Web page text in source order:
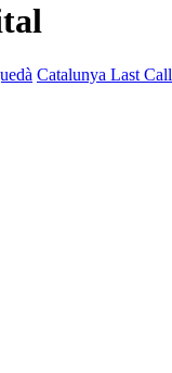
Catalunya Last Call